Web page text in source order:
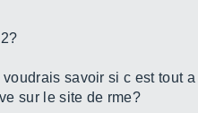
savoir si c est tout a
sur le site de rme?